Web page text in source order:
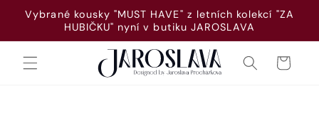
Přejít k
obsahu
Vybrané kousky "MUST HAVE" z letních kolekcí "ZA
HUBIČKU" nyní v butiku JAROSLAVA
Košík